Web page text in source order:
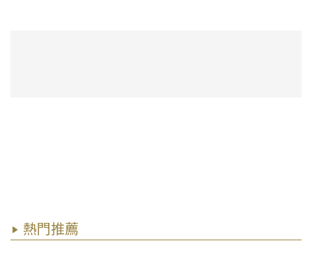
熱門推薦